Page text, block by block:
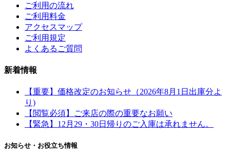
ご利用の流れ
ご利用料金
アクセスマップ
ご利用規定
よくあるご質問
新着情報
【重要】価格改定のお知らせ（2026年8月1日出庫分よ
り)
【閲覧必須】ご来店の際の重要なお願い
【緊急】12月29・30日帰りのご入庫は承れません。
お知らせ・お役立ち情報